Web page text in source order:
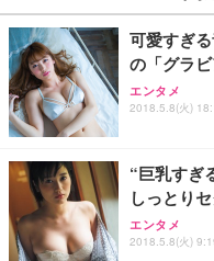
￥27,999
Sezlife オフ
ワーク チェ
能 人間工学
ョン PCチ
務用 おしゃ
Sezlife オフ
ワーク チェ
能 人間工学
￥109,572
【純正品】
フック付き（
【整備済み
ー フルHD（
ort/VGA ス
￥3,234
ネオ・ルー
り 単品
Smart
限定】
超厚型 お徳
可愛すぎ
の「グラ
エンタメ
2018.5.8(火)
“巨乳すぎ
しっとり
エンタメ
2018.5.8(火)